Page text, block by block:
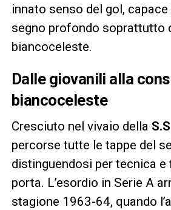
innato senso del gol,
segno profondo soprattutto
biancoceleste.
Dalle giovanili alla
biancoceleste
Cresciuto nel vivaio della
percorse tutte le tappe del
distinguendosi per tecnica
porta. L’esordio in Serie A
stagione 1963-64, quando